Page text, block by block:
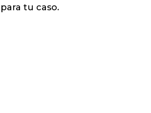
tu caso.